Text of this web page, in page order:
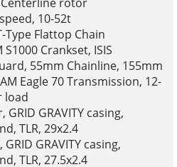
10-52t
Type Flattop Chain
S1000 Crankset, ISIS
55mm Chainline, 155mm
Eagle 70 Transmission, 12-
load
GRID GRAVITY casing,
TLR, 29x2.4
GRAVITY casing,
TLR, 27.5x2.4